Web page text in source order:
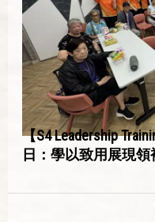
【S4 Leadership
日：學以致用展現領